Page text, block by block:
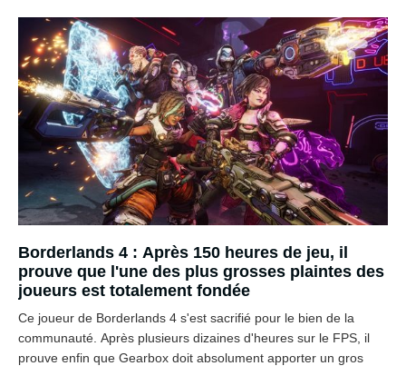
Borderlands 4 : Après 150 heures de jeu, il
prouve que l'une des plus grosses plaintes des
joueurs est totalement fondée
Ce joueur de Borderlands 4 s'est sacrifié pour le bien de la
communauté. Après plusieurs dizaines d'heures sur le FPS, il
prouve enfin que Gearbox doit absolument apporter un gros